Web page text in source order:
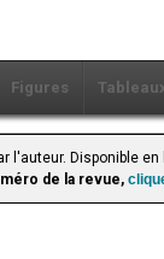
Figures
l'auteur. Disponible
de la revue,